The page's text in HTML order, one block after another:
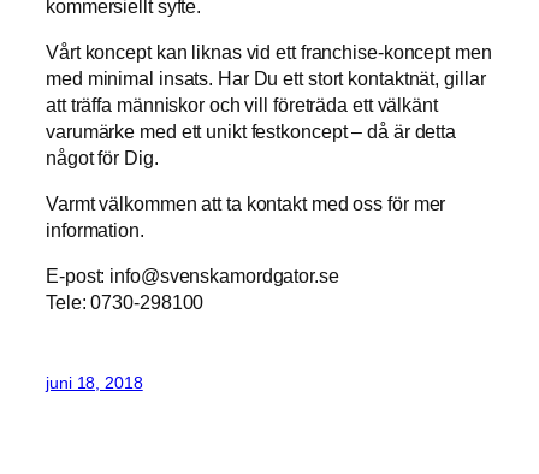
kommersiellt syfte.
Vårt koncept kan liknas vid ett franchise-koncept men
med minimal insats. Har Du ett stort kontaktnät, gillar
att träffa människor och vill företräda ett välkänt
varumärke med ett unikt festkoncept – då är detta
något för Dig.
Varmt välkommen att ta kontakt med oss för mer
information.
E-post: info@svenskamordgator.se
Tele: 0730-298100
juni 18, 2018